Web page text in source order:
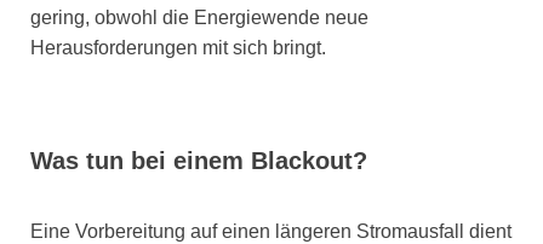
gering, obwohl die Energiewende neue
Herausforderungen mit sich bringt.
Was tun bei einem Blackout?
Eine Vorbereitung auf einen längeren Stromausfall dient